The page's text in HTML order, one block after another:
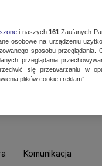
Komunikacja
i naszych 161 Zaufanych
osobowe na urządzeniu
sposobu przeglądania.
przeglądania
się przetwarzaniu w
plików cookie i reklam”.